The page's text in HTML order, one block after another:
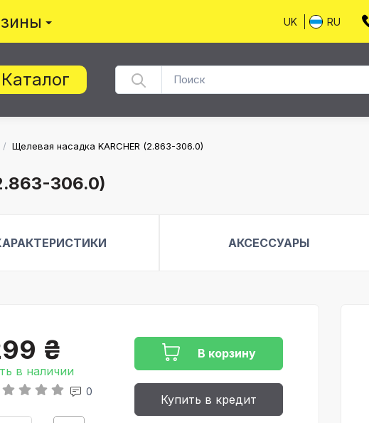
UK RU
Каталог
/ Щелевая насадка KARCHER (2.863-306.0)
306.0)
АКСЕССУАРЫ
₴
в наличии
В корзину
0
Купить в кредит